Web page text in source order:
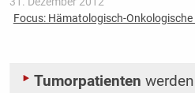
Focus: Hämatologisch-
Tumorpatienten